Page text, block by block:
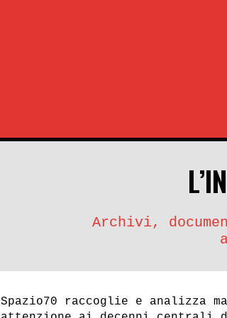
Archivi,
Spazio70 raccoglie e analizza